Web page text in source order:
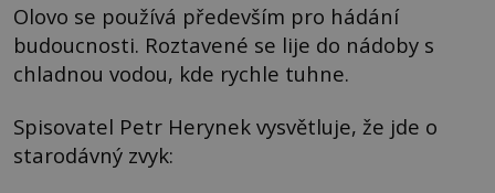
Olovo se používá především pro hádání
budoucnosti. Roztavené se lije do nádoby s
chladnou vodou, kde rychle tuhne.
Spisovatel Petr Herynek vysvětluje, že jde o
starodávný zvyk: